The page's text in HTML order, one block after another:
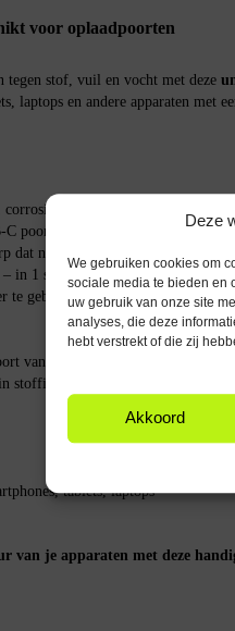
Deze
We gebruiken cookies om
sociale media te bieden en
uw gebruik van onze site
analyses, die deze
hebt verstrekt of die zij
Akkoord
voor oplaadpoorten
tegen stof, vuil en vocht met deze
laptops en andere apparaten met
en slijtage van je USB-C
poorten.
dat nauwelijks opvalt.
in 1 seconde geplaatst of verwijderd.
te gebruiken.
van je apparaat wanneer je geen
stoffige omgevingen.
tablets, laptops
van je apparaten met deze